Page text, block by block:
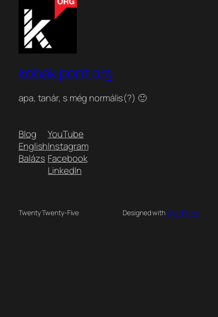
kobak pont org
apa, tanár, s még normális(?) 🙂
Blog
English
Balázs
YouTube
Instagram
Facebook
LinkedIn
Twenty Twenty-Five Designed withWordPress